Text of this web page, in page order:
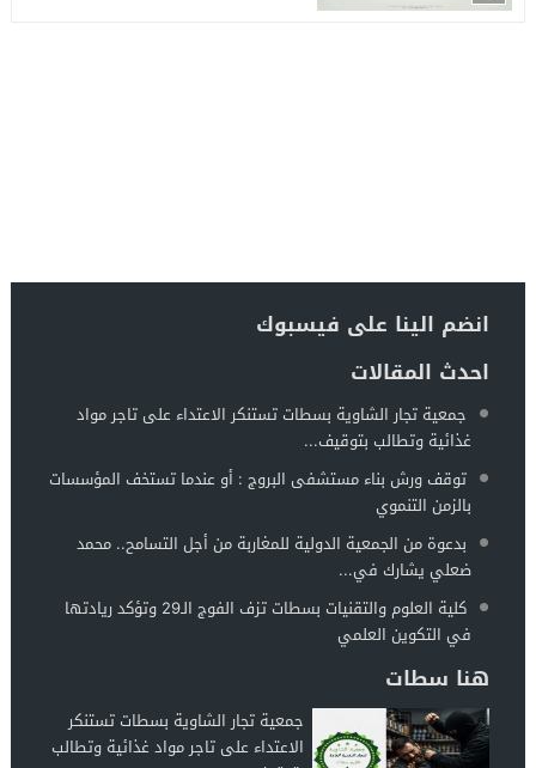
انضم الينا على فيسبوك
احدث المقالات
جمعية تجار الشاوية بسطات تستنكر الاعتداء على تاجر مواد
غذائية وتطالب بتوقيف...
توقف ورش بناء مستشفى البروج : أو عندما تستخف المؤسسات
بالزمن التنموي
بدعوة من الجمعية الدولية للمغاربة من أجل التسامح.. محمد
ضعلي يشارك في...
كلية العلوم والتقنيات بسطات تزف الفوج الـ29 وتؤكد ريادتها
في التكوين العلمي
هنا سطات
جمعية تجار الشاوية بسطات تستنكر
الاعتداء على تاجر مواد غذائية وتطالب